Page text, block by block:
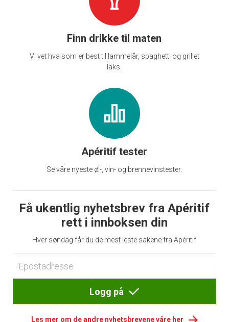
Finn drikke til maten
Vi vet hva som er best til lammelår, spaghetti og grillet
laks.
Apéritif tester
Se våre nyeste øl-, vin- og brennevinstester.
Få ukentlig nyhetsbrev fra Apéritif
rett i innboksen din
Hver søndag får du de mest leste sakene fra Apéritif
Logg på
Les mer om de andre nyhetsbrevene våre her